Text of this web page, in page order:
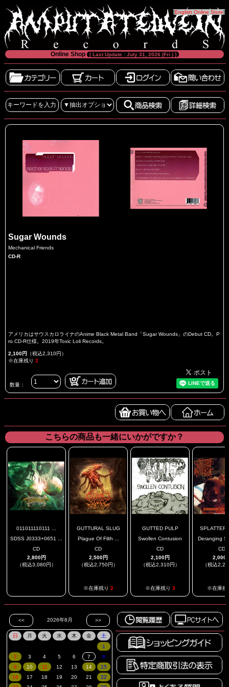
[English Online Store]
Online Shop [ Last Update : July 31, 2026 (Fri.) ]
Sugar Wounds
Mechanical Friends
CD-R
アメリカはサウスカロライナのAnime Black Metal Band「Sugar Wounds」のDebut CD。P
ro CD-R仕様。2019年Toxic Loli Records。
2,100円 （税込2,310円）
※在庫残り 2
数量：
こちらの商品も一緒にいかがですか？
011011110111 ...
SDSS J0333+0651 ...
CD
2,800円
（税込3,080円）
GUTTURAL SLUG
Plague Of Filth ...
CD
2,500円
（税込2,750円）
※在庫残り 2
GUTTED PULP
Swollen Contusion
CD
2,100円
（税込2,310円）
※在庫残り 3
SPLATTER
Deranging
CD
2,000
（税込
※在庫残